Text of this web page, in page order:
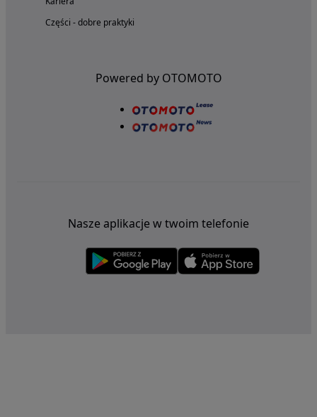
Części - dobre praktyki
Powered by OTOMOTO
Nasze aplikacje w twoim telefonie